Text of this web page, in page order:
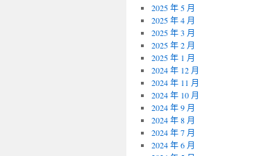
2025 年 5 月
2025 年 4 月
2025 年 3 月
2025 年 2 月
2025 年 1 月
2024 年 12 月
2024 年 11 月
2024 年 10 月
2024 年 9 月
2024 年 8 月
2024 年 7 月
2024 年 6 月